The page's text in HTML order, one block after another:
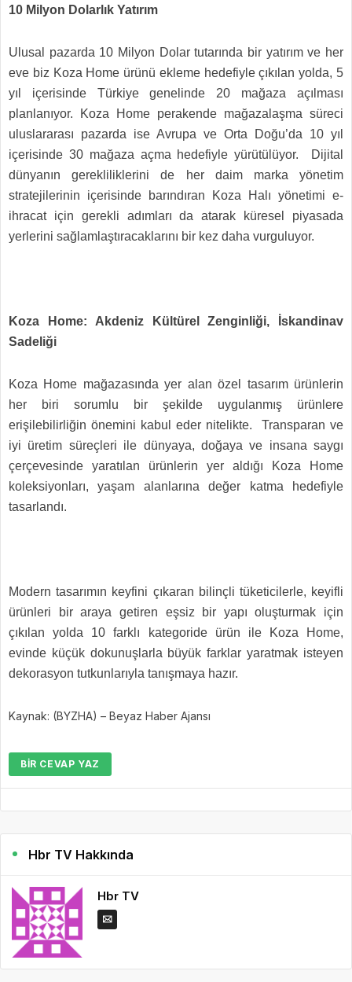
10 Milyon Dolarlık Yatırım
Ulusal pazarda 10 Milyon Dolar tutarında bir yatırım ve her
eve biz Koza Home ürünü ekleme hedefiyle çıkılan yolda, 5
yıl içerisinde Türkiye genelinde 20 mağaza açılması
planlanıyor. Koza Home perakende mağazalaşma süreci
uluslararası pazarda ise Avrupa ve Orta Doğu’da 10 yıl
içerisinde 30 mağaza açma hedefiyle yürütülüyor. Dijital
dünyanın gerekliliklerini de her daim marka yönetim
stratejilerinin içerisinde barındıran Koza Halı yönetimi e-
ihracat için gerekli adımları da atarak küresel piyasada
yerlerini sağlamlaştıracaklarını bir kez daha vurguluyor.
Koza Home: Akdeniz Kültürel Zenginliği, İskandinav
Sadeliği
Koza Home mağazasında yer alan özel tasarım ürünlerin
her biri sorumlu bir şekilde uygulanmış ürünlere
erişilebilirliğin önemini kabul eder nitelikte. Transparan ve
iyi üretim süreçleri ile dünyaya, doğaya ve insana saygı
çerçevesinde yaratılan ürünlerin yer aldığı Koza Home
koleksiyonları, yaşam alanlarına değer katma hedefiyle
tasarlandı.
Modern tasarımın keyfini çıkaran bilinçli tüketicilerle, keyifli
ürünleri bir araya getiren eşsiz bir yapı oluşturmak için
çıkılan yolda 10 farklı kategoride ürün ile Koza Home,
evinde küçük dokunuşlarla büyük farklar yaratmak isteyen
dekorasyon tutkunlarıyla tanışmaya hazır.
Kaynak: (BYZHA) – Beyaz Haber Ajansı
BIR CEVAP YAZ
Hbr TV Hakkında
Hbr TV